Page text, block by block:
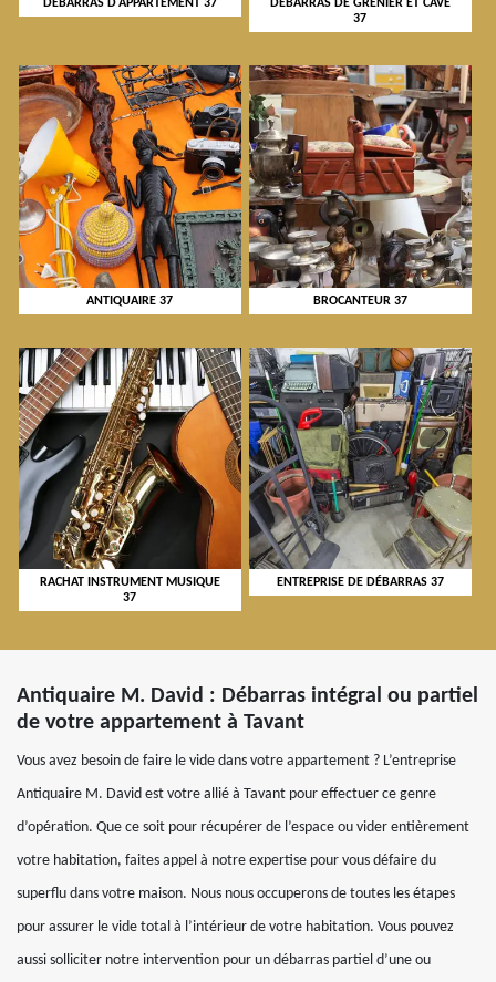
DÉBARRAS D'APPARTEMENT 37
DÉBARRAS DE GRENIER ET CAVE
37
ANTIQUAIRE 37 BROCANTEUR 37
RACHAT INSTRUMENT MUSIQUE
37
ENTREPRISE DE DÉBARRAS 37
Antiquaire M. David : Débarras intégral ou partiel
de votre appartement à Tavant
Vous avez besoin de faire le vide dans votre appartement ? L’entreprise
Antiquaire M. David est votre allié à Tavant pour effectuer ce genre
d’opération. Que ce soit pour récupérer de l’espace ou vider entièrement
votre habitation, faites appel à notre expertise pour vous défaire du
superflu dans votre maison. Nous nous occuperons de toutes les étapes
pour assurer le vide total à l’intérieur de votre habitation. Vous pouvez
aussi solliciter notre intervention pour un débarras partiel d’une ou